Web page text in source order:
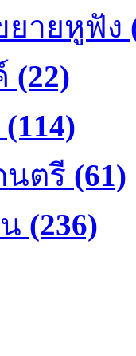
ยายหูฟัง
(22)
(114)
นตรี (61)
(236)